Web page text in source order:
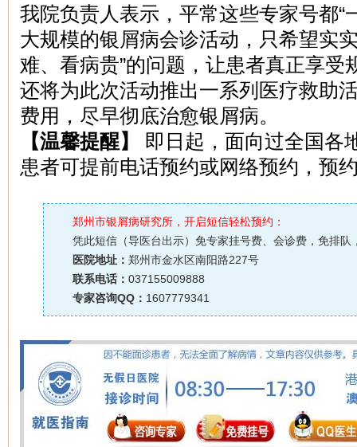
我院负责人表示，平常这些专家号都“
大规模的银屑病会诊活动，只希望实
难、看病贵”的问题，让患者真正享受
还将为此次活动推出一系列医疗救助
费用，尽早彻底治愈银屑病。
【温馨提醒】 即日起，面向过全国各
患者可提前电话预约或网络预约，预
郑州市银屑病研究所，开启短信轻松预约：
凭此短信（导医台出示）免专家挂号费、会诊费，免排队
医院地址： 郑州市金水区南阳路227号
联系电话： 037155009888
专家咨询QQ： 1607779341